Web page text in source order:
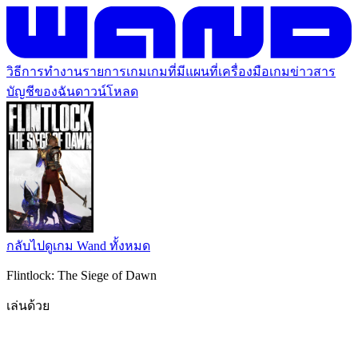
วิธีการทำงานรายการเกมเกมที่มีแผนที่เครื่องมือเกมข่าวสาร
บัญชีของฉันดาวน์โหลด
กลับไปดูเกม Wand ทั้งหมด
Flintlock: The Siege of Dawn
เล่นด้วย